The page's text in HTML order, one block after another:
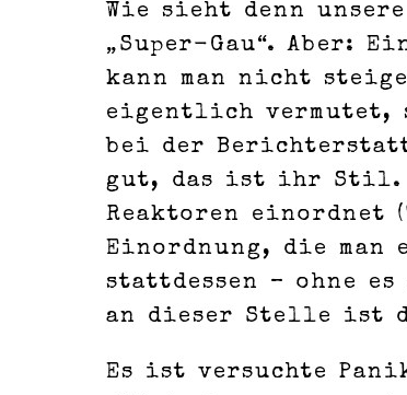
Wie sieht denn
„Super-Gau“. Aber:
kann man nicht
eigentlich vermutet,
bei der
gut, das ist ihr Stil.
Reaktoren einordnet
Einordnung, die man
stattdessen – ohne
an dieser Stelle ist
Es ist versuchte